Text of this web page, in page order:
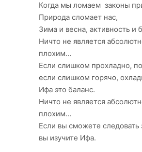
Когда мы ломаем законы
Природа сломает нас,
Зима и весна, активность и
Ничто не является
плохим…
Если слишком прохладно,
если слишком горячо,
Ифа это баланс.
Ничто не является
плохим…
Если вы сможете следовать
вы изучите Ифа.